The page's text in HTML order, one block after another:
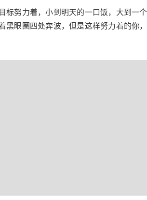
标努力着，小到明天的一口饭，大到一
眼圈四处奔波，但是这样努力着的你，